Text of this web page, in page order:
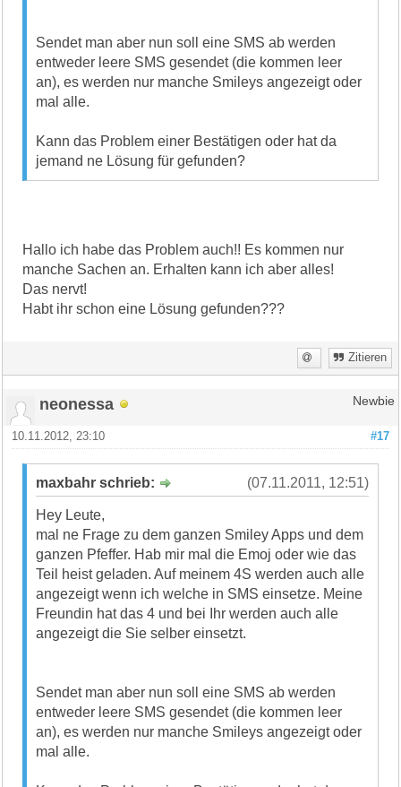
Sendet man aber nun soll eine SMS ab werden
entweder leere SMS gesendet (die kommen leer
an), es werden nur manche Smileys angezeigt oder
mal alle.
Kann das Problem einer Bestätigen oder hat da
jemand ne Lösung für gefunden?
Hallo ich habe das Problem auch!! Es kommen nur
manche Sachen an. Erhalten kann ich aber alles!
Das nervt!
Habt ihr schon eine Lösung gefunden???
Zitieren
neonessa Newbie
#17
10.11.2012, 23:10
(07.11.2011, 12:51)
maxbahr schrieb:
Hey Leute,
mal ne Frage zu dem ganzen Smiley Apps und dem
ganzen Pfeffer. Hab mir mal die Emoj oder wie das
Teil heist geladen. Auf meinem 4S werden auch alle
angezeigt wenn ich welche in SMS einsetze. Meine
Freundin hat das 4 und bei Ihr werden auch alle
angezeigt die Sie selber einsetzt.
Sendet man aber nun soll eine SMS ab werden
entweder leere SMS gesendet (die kommen leer
an), es werden nur manche Smileys angezeigt oder
mal alle.